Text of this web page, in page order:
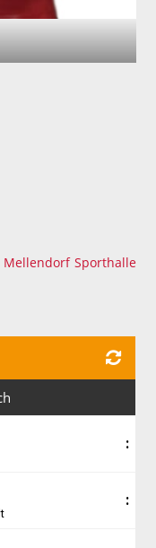
Mellendorf Sporthalle